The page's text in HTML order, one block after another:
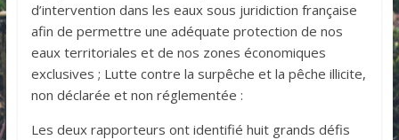
d’intervention dans les eaux sous juridiction française
afin de permettre une adéquate protection de nos
eaux territoriales et de nos zones économiques
exclusives ; Lutte contre la surpêche et la pêche illicite,
non déclarée et non réglementée :
Les deux rapporteurs ont identifié huit grands défis